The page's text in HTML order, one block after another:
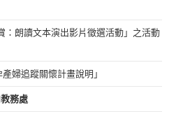
：朗讀文本演出影片徵選活動」之活動
婦追蹤關懷計畫說明」
教務處